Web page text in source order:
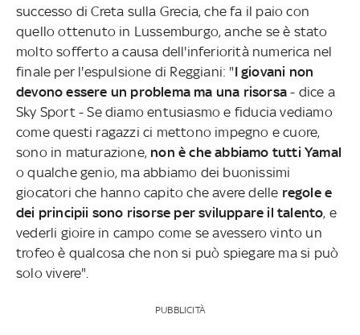
successo di Creta sulla Grecia, che fa il paio con
quello ottenuto in Lussemburgo, anche se è stato
molto sofferto a causa dell'inferiorità numerica nel
finale per l'espulsione di Reggiani: "I giovani non
devono essere un problema ma una risorsa - dice a
Sky Sport - Se diamo entusiasmo e fiducia vediamo
come questi ragazzi ci mettono impegno e cuore,
sono in maturazione, non è che abbiamo tutti Yamal
o qualche genio, ma abbiamo dei buonissimi
giocatori che hanno capito che avere delle regole e
dei principii sono risorse per sviluppare il talento, e
vederli gioire in campo come se avessero vinto un
trofeo è qualcosa che non si può spiegare ma si può
solo vivere".
PUBBLICITÀ